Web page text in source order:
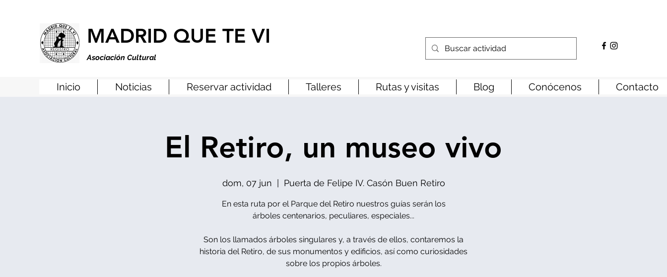
MADRID QUE TE VI
Asociación Cultural
Inicio Noticias Reservar actividad Talleres Rutas y visitas Blog Conócenos Contacto
El Retiro, un museo vivo
dom, 07 jun Puerta de Felipe IV. Casón Buen Retiro
En esta ruta por el Parque del Retiro nuestros guías serán los
árboles centenarios, peculiares, especiales...
Son los llamados árboles singulares y, a través de ellos, contaremos la
historia del Retiro, de sus monumentos y edificios, así como curiosidades
sobre los propios árboles.